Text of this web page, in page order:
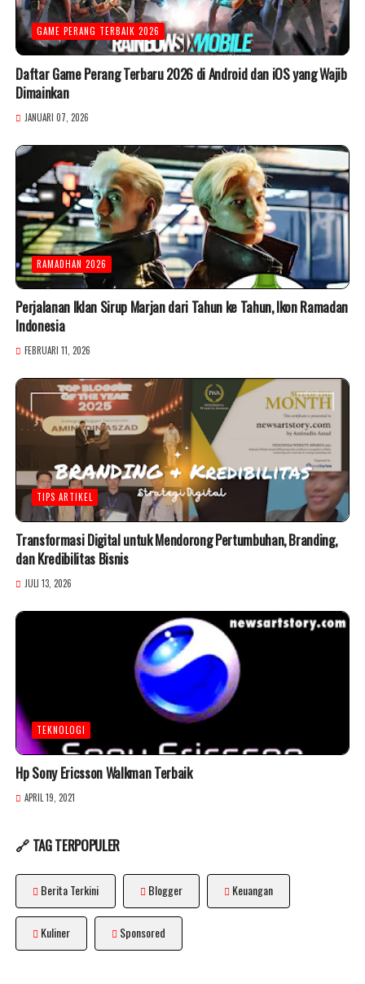
GAME PERANG TERBAIK 2026
Daftar Game Perang Terbaru 2026 di Android dan iOS yang Wajib
Dimainkan
JANUARI 07, 2026
RAMADHAN 2026
Perjalanan Iklan Sirup Marjan dari Tahun ke Tahun, Ikon Ramadan
Indonesia
FEBRUARI 11, 2026
TIPS ARTIKEL
Transformasi Digital untuk Mendorong Pertumbuhan, Branding,
dan Kredibilitas Bisnis
JULI 13, 2026
TEKNOLOGI
Hp Sony Ericsson Walkman Terbaik
APRIL 19, 2021
🔗 TAG TERPOPULER
Berita Terkini Blogger Keuangan
Kuliner Sponsored